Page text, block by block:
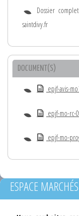
Dossier
saintdivy.fr
DOCUMENT(S)
epjf-avis-
epjf-mo-rc-
epjf-mo-
ESPACE